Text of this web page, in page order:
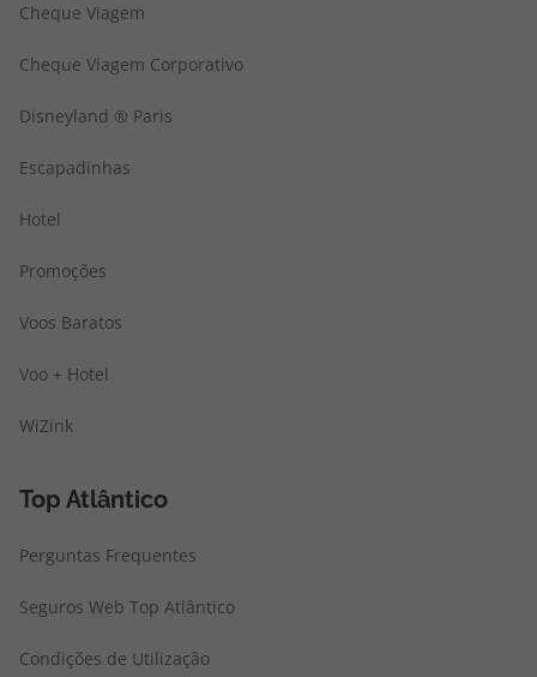
Cheque Viagem
Cheque Viagem Corporativo
Disneyland ® Paris
Escapadinhas
Hotel
Promoções
Voos Baratos
Voo + Hotel
WiZink
Top Atlântico
Perguntas Frequentes
Seguros Web Top Atlântico
Condições de Utilização